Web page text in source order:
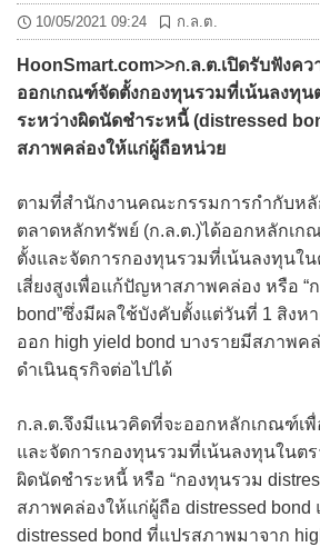
10/05/2021 09:24 ก.ล.ต.
HoonSmart.com>>ก.ล.ต.เปิดรับฟังคว
ออกเกณฑ์จัดตั้งกองทุนรวมที่เน้นลงทุน
ระหว่างผิดนัดชำระหนี้ (distressed
สภาพคล่องให้แก่ผู้ถือหน่วย
ตามที่สำนักงานคณะกรรมการกำกับห
ตลาดหลักทรัพย์ (ก.ล.ต.)ได้ออกหลักเก
ตั้งและจัดการกองทุนรวมที่เน้นลงทุนใ
เสี่ยงสูงเพื่อแก้ปัญหาสภาพคล่อง หรือ “
bond”ซึ่งมีผลใช้บังคับตั้งแต่วันที่ 1 สิงห
ออก high yield bond บางรายมีสภาพค
ดำเนินธุรกิจต่อไปได้
ก.ล.ต.จึงมีแนวคิดที่จะออกหลักเกณฑ์เพื่
และจัดการกองทุนรวมที่เน้นลงทุนในต
ผิดนัดชำระหนี้ หรือ “กองทุนรวม
สภาพคล่องให้แก่ผู้ถือ distressed bond
distressed bond ที่แปรสภาพมาจาก